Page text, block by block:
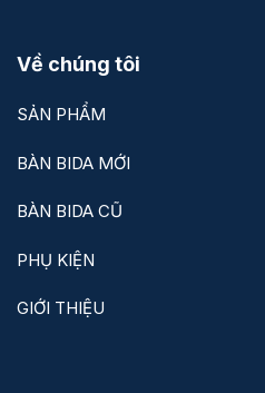
Về chúng tôi
SẢN PHẨM
BÀN BIDA MỚI
BÀN BIDA CŨ
PHỤ KIỆN
GIỚI THIỆU